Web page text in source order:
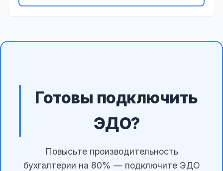
Готовы подключить
ЭДО?
Повысьте производительность
бухгалтерии на 80% — подключите ЭДО